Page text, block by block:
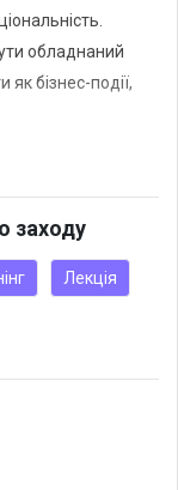
обладнаний
бізнес-події,
відчуття
сприяє
заходу
Лекція